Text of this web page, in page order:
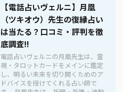
【電話占いヴェルニ】月凰
（ツキオウ）先生の復縁占い
は当たる？口コミ・評判を徹
底調査!!
電話占いヴェルニの月凰先生は、霊
視・タロットカードをメインに鑑定
し、明るい未来を切り開くためのア
ドバイスを授けてくれる占い師で